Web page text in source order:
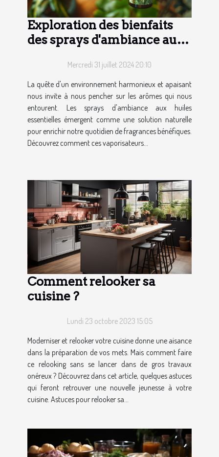
Exploration des bienfaits
des sprays d'ambiance aux
Mercredi 31 juillet 2024 20:10
La quête d'un environnement harmonieux et apaisant
nous invite à nous pencher sur les arômes qui nous
entourent. Les sprays d'ambiance aux huiles
essentielles émergent comme une solution naturelle
pour enrichir notre quotidien de fragrances bénéfiques.
Découvrez comment ces vaporisateurs...
Comment relooker sa
cuisine ?
Lundi 23 octobre 2023 15:05
Moderniser et relooker votre cuisine donne une aisance
dans la préparation de vos mets. Mais comment faire
ce relooking sans se lancer dans de gros travaux
onéreux ? Découvrez dans cet article, quelques astuces
qui feront retrouver une nouvelle jeunesse à votre
cuisine. Astuces pour relooker sa...